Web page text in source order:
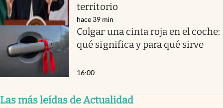
territorio
hace 39 min
Colgar una cinta roja en el coche:
qué significa y para qué sirve
16:00
Las más leídas de Actualidad